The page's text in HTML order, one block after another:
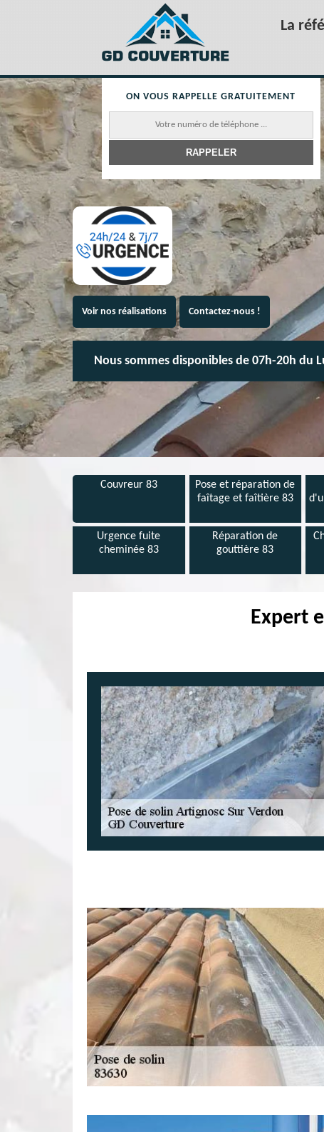
La
Voir nos réalisations Contactez-nous !
Nous sommes disponibles de 07h-20h du
ON VOUS RAPPELLE GRATUITEMENT
Couvreur 83
Pose et réparation de
faîtage et faîtière 83
Urgence fuite
cheminée 83
Réparation de
gouttière 83
Expert